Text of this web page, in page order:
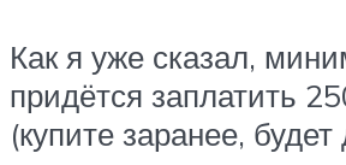
Как я уже сказал,
придётся заплатить
(купите заранее,